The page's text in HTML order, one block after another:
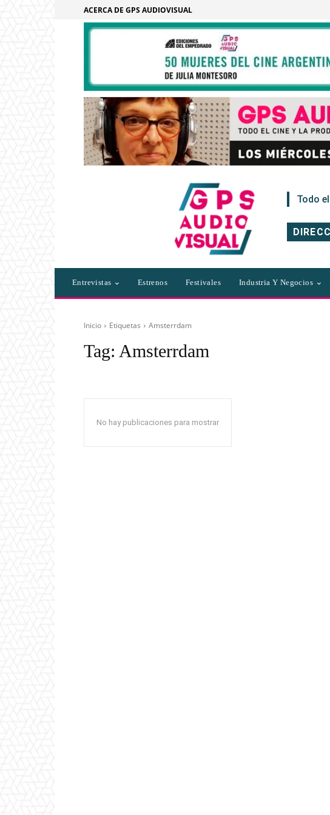
ACERCA DE GPS AUDIOVISUAL
Todo
Entrevistas Estrenos Festivales Industria Y Negocios
Inicio Etiquetas Amsterrdam
Tag: Amsterrdam
No hay publicaciones para mostrar